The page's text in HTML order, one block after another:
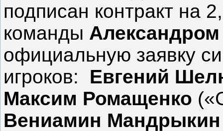
подписан контракт на
команды
официальную заявку
игроков: Евгений
Максим Ромащенко
Вениамин